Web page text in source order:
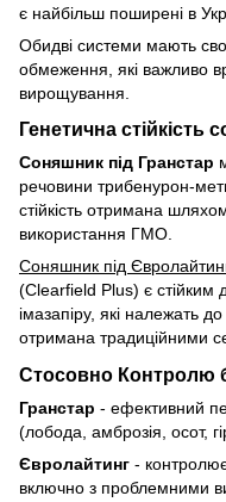
є найбільш поширені в
Обидві системи мають
обмеження, які важливо
вирощування.
Генетична стійкість
Соняшник під Гранстар
речовини трибенурон-
стійкість отримана
використання ГМО.
Соняшник під
(Clearfield Plus) є стійким
імазапіру, які належать до
отримана традиційними
Стосовно Контролю
Гранстар - ефективний
(лобода, амброзія, осот,
Євролайтинг - контролює
включно з проблемними